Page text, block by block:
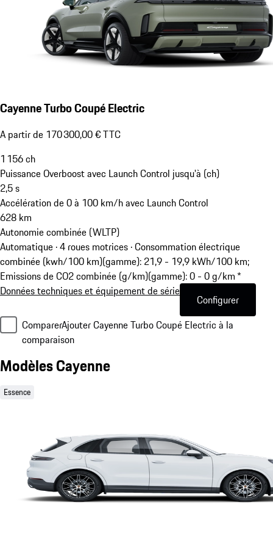
Cayenne Turbo Coupé Electric
A partir de 170 300,00 € TTC
1 156ch
Puissance Overboost avec Launch Control jusqu'à (ch)
2,5s
Accélération de 0 à 100 km/h avec Launch Control
628 km
Autonomie combinée (WLTP)
Automatique · 4 roues motrices ·Consommation électrique
combinée (kwh/100 km)(gamme): 21,9 - 19,9 kWh/100 km;
Emissions de CO2 combinée (g/km)(gamme): 0 - 0 g/km *
Données techniques et équipement de série
Configurer
ComparerAjouter Cayenne Turbo Coupé Electric à la
comparaison
Modèles Cayenne
Essence